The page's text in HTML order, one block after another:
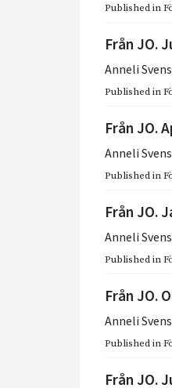
Published in
Från JO.
Anneli
Published in
Från JO.
Anneli
Published in
Från JO.
Anneli
Published in
Från JO.
Anneli
Published in
Från JO.